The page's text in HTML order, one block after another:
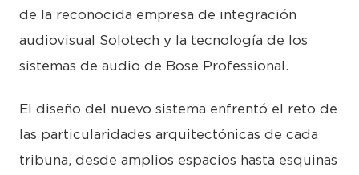
de la reconocida empresa de integración
audiovisual Solotech y la tecnología de los
sistemas de audio de Bose Professional.
El diseño del nuevo sistema enfrentó el reto de
las particularidades arquitectónicas de cada
tribuna, desde amplios espacios hasta esquinas